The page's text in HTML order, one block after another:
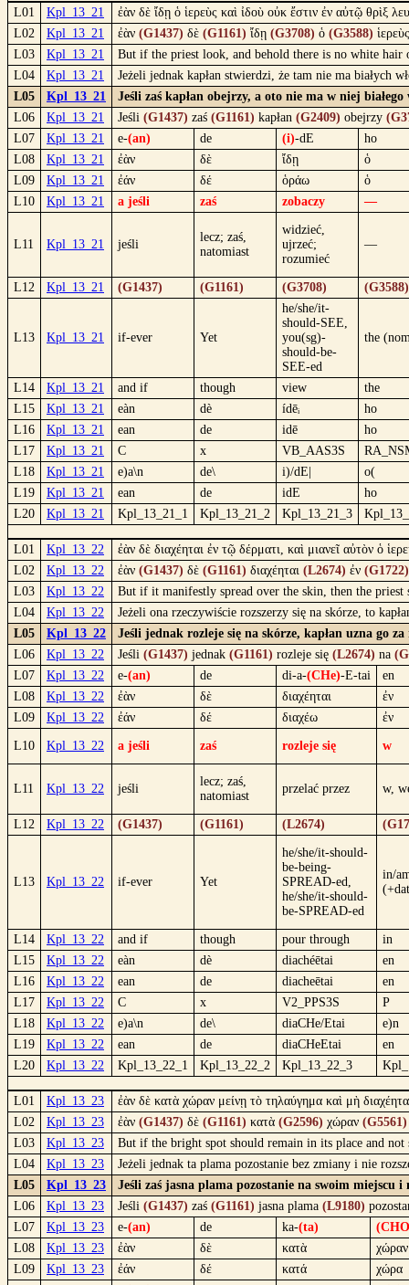
L01 Kpl_13_21
ἐὰν δὲ ἴδῃ ὁ ἱερεὺς καὶ ἰδοὺ οὐκ ἔστιν ἐν αὐτῷ θρὶξ
L02
Kpl_13_21 ἐὰν (G1437) δὲ (G1161) ἴδῃ (G3708) ὁ (G3588)
L03
Kpl_13_21
But if the priest look, and behold there is no white hair
L04
Kpl_13_21
Jeżeli jednak kapłan stwierdzi, że tam nie ma białych
L05
Kpl_13_21
Jeśli zaś kapłan obejrzy, a oto nie ma w niej
L06
Kpl_13_21 Jeśli (G1437) zaś (G1161) kapłan (G2409) obejrzy
L07
Kpl_13_21 e-(an) de (i)-dE
ho
L08
Kpl_13_21 ἐὰν δὲ ἴδῃ
ὁ
L09
Kpl_13_21 ἐάν δέ ὁράω
ὁ
L10
Kpl_13_21 a jeśli zaś zobaczy —
L11 Kpl_13_21 jeśli
lecz; zaś,
natomiast
widzieć,
ujrzeć;
rozumieć
—
L12 Kpl_13_21 (G1437) (G1161) (G3708) (G3588)
L13 Kpl_13_21 if-ever Yet
he/she/it-
should-SEE,
you(sg)-
should-be-
SEE-ed
the
L14 Kpl_13_21 and if though view
the
L15
Kpl_13_21 eàn dè ídēᵢ
ho
L16
Kpl_13_21 ean de idē
ho
L17
Kpl_13_21 C x VB_AAS3S
L18
Kpl_13_21 e)a\n de\ i)/dE|
o(
L19
Kpl_13_21 ean de idE
ho
L20
Kpl_13_21 Kpl_13_21_1 Kpl_13_21_2 Kpl_13_21_3
L01 Kpl_13_22
ἐὰν δὲ διαχέηται ἐν τῷ δέρματι, καὶ μιανεῖ αὐτὸν ὁ
L02
Kpl_13_22 ἐὰν (G1437) δὲ (G1161) διαχέηται (L2674) ἐν (G1722)
L03
Kpl_13_22
But if it manifestly spread over the skin, then the
L04
Kpl_13_22
Jeżeli ona rzeczywiście rozszerzy się na skórze, to
L05
Kpl_13_22
Jeśli jednak rozleje się na skórze, kapłan uzna go
L06
Kpl_13_22 Jeśli (G1437) jednak (G1161) rozleje się (L2674) na
L07
Kpl_13_22 e-(an) de di-a-(CHe)-E-tai
en
L08
Kpl_13_22 ἐὰν δὲ διαχέηται
ἐν
L09
Kpl_13_22 ἐάν δέ διαχέω ἐν
L10 Kpl_13_22 a jeśli zaś rozleje się w
L11 Kpl_13_22 jeśli
lecz; zaś,
natomiast
przelać przez w,
L12 Kpl_13_22 (G1437) (G1161) (L2674)
L13 Kpl_13_22 if-ever Yet
he/she/it-should-
be-being-
SPREAD-ed,
he/she/it-should-
be-SPREAD-ed
in/
L14 Kpl_13_22 and if though pour through
in
L15
Kpl_13_22 eàn dè diachéētai
en
L16
Kpl_13_22 ean de diacheētai
en
L17
Kpl_13_22 C x V2_PPS3S
P
L18
Kpl_13_22 e)a\n de\ diaCHe/Etai
e)n
L19
Kpl_13_22 ean de diaCHeEtai
en
L20
Kpl_13_22 Kpl_13_22_1 Kpl_13_22_2 Kpl_13_22_3
L01 Kpl_13_23
ἐὰν δὲ κατὰ χώραν μείνῃ τὸ τηλαύγημα καὶ μὴ
L02
Kpl_13_23 ἐὰν (G1437) δὲ (G1161) κατὰ (G2596) χώραν (G5561)
L03
Kpl_13_23
But if the bright spot should remain in its place and
L04
Kpl_13_23
Jeżeli jednak ta plama pozostanie bez zmiany i nie
L05
Kpl_13_23
Jeśli zaś jasna plama pozostanie na swoim miejscu
L06
Kpl_13_23 Jeśli (G1437) zaś (G1161) jasna plama (L9180)
L07
Kpl_13_23 e-(an) de ka-(ta)
L08
Kpl_13_23 ἐὰν δὲ κατὰ
χώραν
L09
Kpl_13_23 ἐάν δέ κατά
χώρα